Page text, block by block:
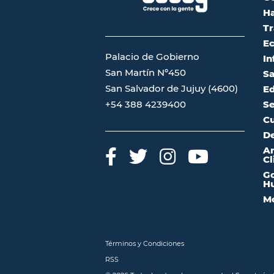
Palacio de Gobierno
San Martín Nº450
San Salvador de Jujuy (4600)
+54 388 4239400
Términos y Condiciones
RSS